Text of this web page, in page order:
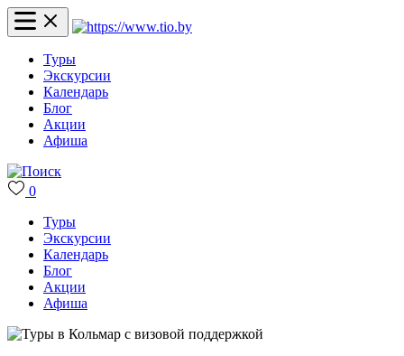
Туры
Экскурсии
Календарь
Блог
Акции
Афиша
0
Туры
Экскурсии
Календарь
Блог
Акции
Афиша